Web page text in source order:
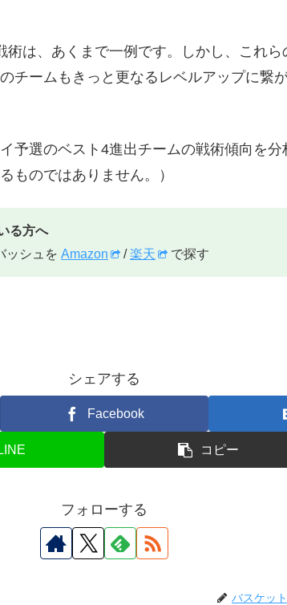
は、あくまで一例です。しかし、これら
チームもきっと更なるレベルアップに繋
予選のベスト4進出チームの戦術傾向を分
ものではありません。）
る方へ
ッシュを Amazon /楽天 で探す
シェアする
Facebook
LINE コピー
フォローする
バスケッ